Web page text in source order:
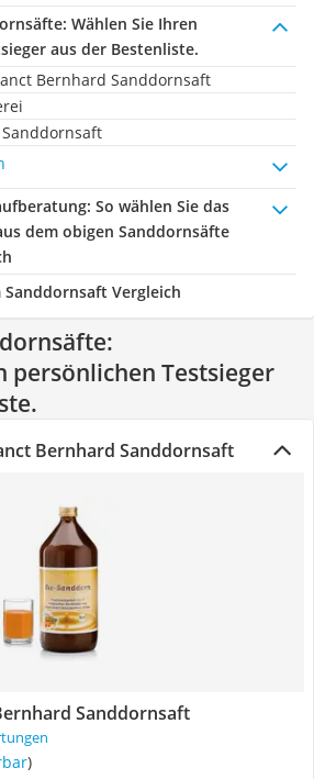
Wählen Sie Ihren
aus der Bestenliste.
Bernhard Sanddornsaft
: So wählen Sie das
dem obigen Sanddornsäfte
Vergleich
persönlichen Testsieger
Bernhard Sanddornsaft
Sanddornsaft
)